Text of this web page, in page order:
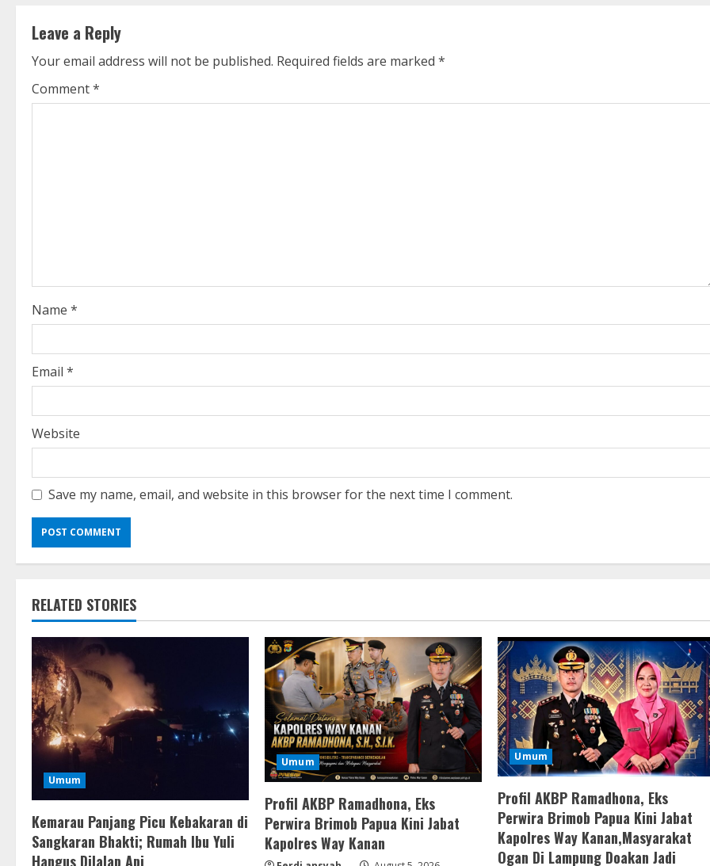
i
n
u
d
i
n
g
Leave a Reply
Your email address will not be published. Required fields are marked *
Comment*
Name *
Email *
Website
Save my name, email, and website in this browser for the next time I comment.
RELATED STORIES
Umum
Kemarau Panjang Picu Kebakaran di
Sangkaran Bhakti; Rumah Ibu Yuli
Hangus Dilalap Api
Umum
Profil AKBP Ramadhona, Eks
Perwira Brimob Papua Kini Jabat
Kapolres Way Kanan
Umum
Profil AKBP Ramadhona, Eks
Perwira Brimob Papua Kini Jabat
Kapolres Way Kanan,Masyarakat
Ogan Di Lampung Doakan Jadi